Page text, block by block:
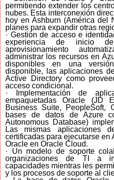
permitiendo extender los
nubes. Esta interconexión
hoy en Ashburn (América del
planes para expandir otras
· Gestión de acceso e
experiencia de inicio
aprovisionamiento
administrar los recursos en
disponibles en una
disponible, las aplicaciones
Active Directory como
acceso condicional.
· Implementación de
empaquetadas Oracle (JD
Business Suite, PeopleSoft,
bases de datos de Azure
Autonomous Database)
Las mismas aplicaciones
certificadas para ejecutarse en
Oracle en Oracle Cloud.
· Un modelo de soporte
organizaciones de TI a
capacidades mientras les
y los procesos de soporte al